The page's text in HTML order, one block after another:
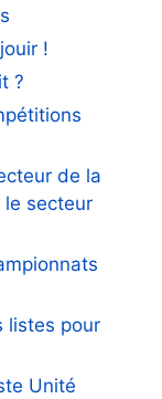
!
?
de la
le secteur
listes pour
Unité